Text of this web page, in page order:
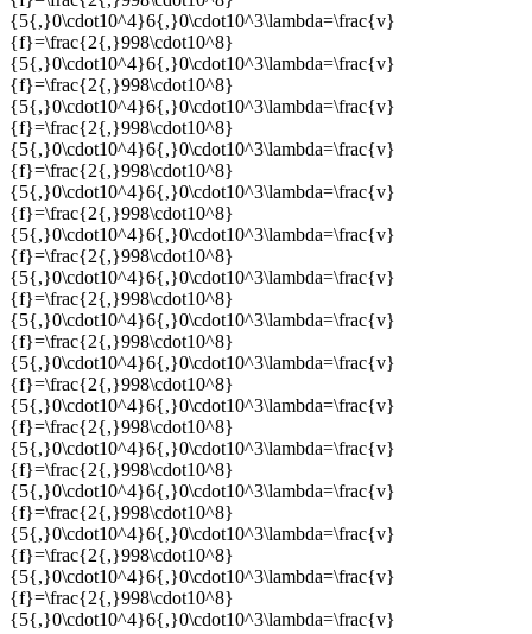
{5{,}0\cdot10^4}6{,}0\cdot10^3\lambda=\frac{v}
{f}=\frac{2{,}998\cdot10^8}
{5{,}0\cdot10^4}6{,}0\cdot10^3\lambda=\frac{v}
{f}=\frac{2{,}998\cdot10^8}
{5{,}0\cdot10^4}6{,}0\cdot10^3\lambda=\frac{v}
{f}=\frac{2{,}998\cdot10^8}
{5{,}0\cdot10^4}6{,}0\cdot10^3\lambda=\frac{v}
{f}=\frac{2{,}998\cdot10^8}
{5{,}0\cdot10^4}6{,}0\cdot10^3\lambda=\frac{v}
{f}=\frac{2{,}998\cdot10^8}
{5{,}0\cdot10^4}6{,}0\cdot10^3\lambda=\frac{v}
{f}=\frac{2{,}998\cdot10^8}
{5{,}0\cdot10^4}6{,}0\cdot10^3\lambda=\frac{v}
{f}=\frac{2{,}998\cdot10^8}
{5{,}0\cdot10^4}6{,}0\cdot10^3\lambda=\frac{v}
{f}=\frac{2{,}998\cdot10^8}
{5{,}0\cdot10^4}6{,}0\cdot10^3\lambda=\frac{v}
{f}=\frac{2{,}998\cdot10^8}
{5{,}0\cdot10^4}6{,}0\cdot10^3\lambda=\frac{v}
{f}=\frac{2{,}998\cdot10^8}
{5{,}0\cdot10^4}6{,}0\cdot10^3\lambda=\frac{v}
{f}=\frac{2{,}998\cdot10^8}
{5{,}0\cdot10^4}6{,}0\cdot10^3\lambda=\frac{v}
{f}=\frac{2{,}998\cdot10^8}
{5{,}0\cdot10^4}6{,}0\cdot10^3\lambda=\frac{v}
{f}=\frac{2{,}998\cdot10^8}
{5{,}0\cdot10^4}6{,}0\cdot10^3\lambda=\frac{v}
{f}=\frac{2{,}998\cdot10^8}
{5{,}0\cdot10^4}6{,}0\cdot10^3\lambda=\frac{v}